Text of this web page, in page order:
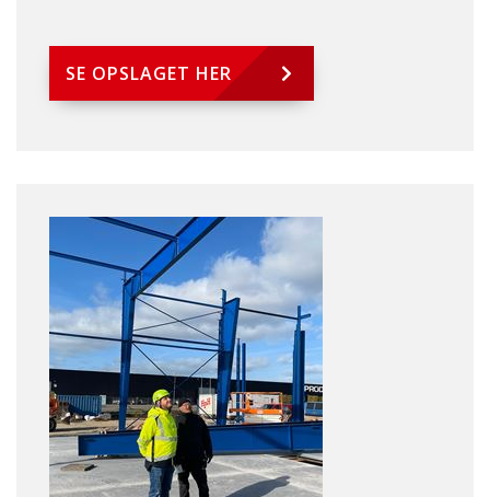
SE OPSLAGET HER